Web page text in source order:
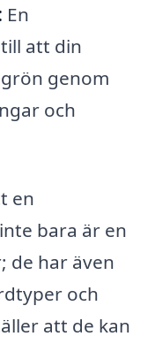
En
att din
genom
och
en
bara är en
de har även
och
att de kan